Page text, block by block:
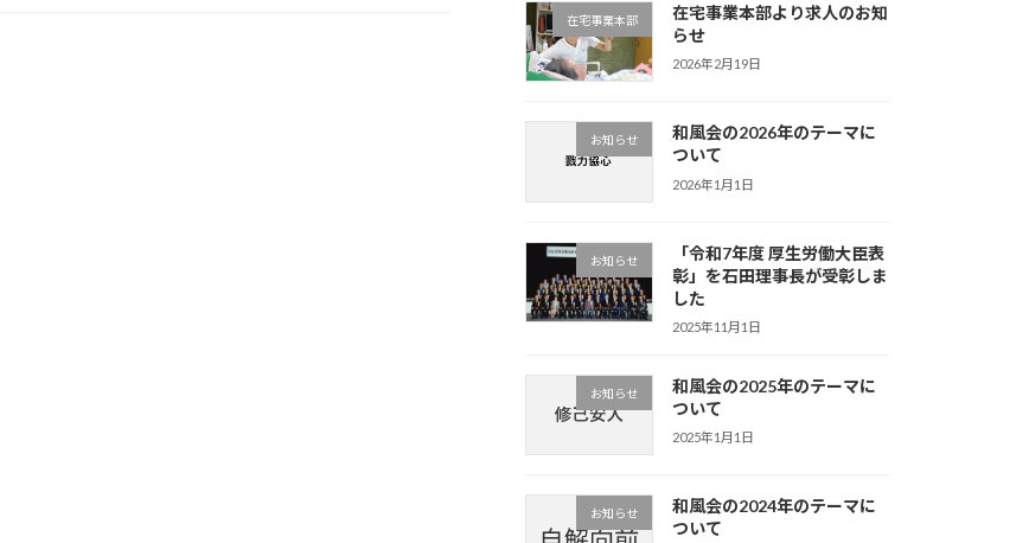
在宅事業本部
在宅事業本部より求人のお知
らせ
2026年2月19日
お知らせ
和風会の2026年のテーマに
ついて
2026年1月1日
お知らせ
「令和7年度 厚生労働大臣表
彰」を石田理事長が受彰しま
した
2025年11月1日
お知らせ
和風会の2025年のテーマに
ついて
2025年1月1日
お知らせ
和風会の2024年のテーマに
ついて